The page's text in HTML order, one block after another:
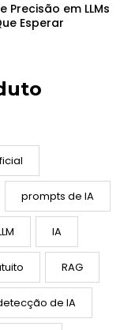
Precisão em LLMs
Esperar
prompts de IA
IA
RAG
de IA